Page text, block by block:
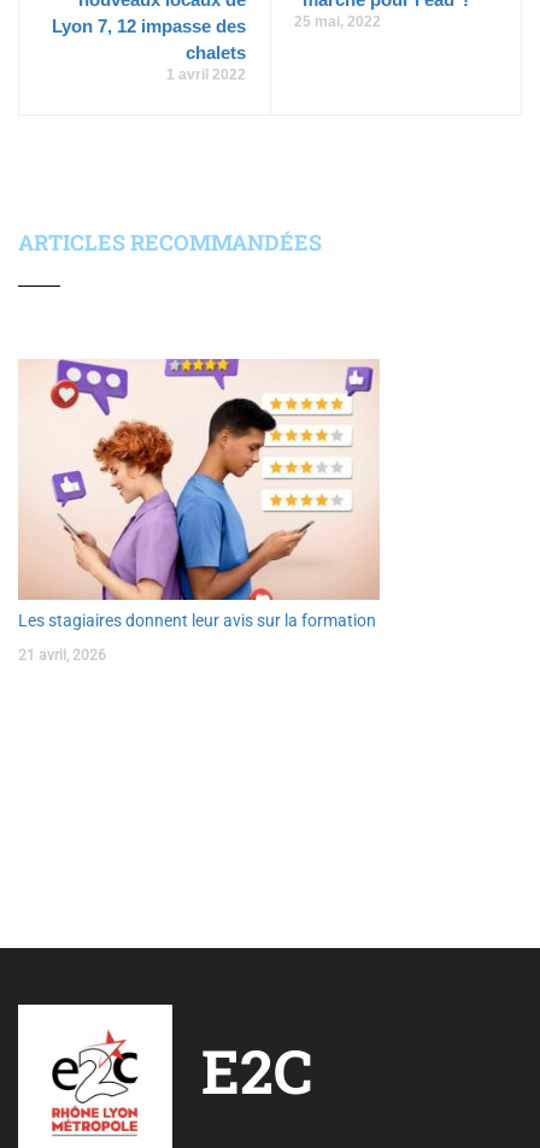
Lyon 7, 12 impasse des
chalets
1 avril 2022
25 mai, 2022
ARTICLES RECOMMANDÉES
Les stagiaires donnent leur avis sur la formation
21 avril, 2026
E2C